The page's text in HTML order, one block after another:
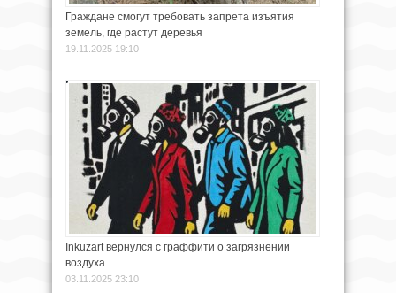
Граждане смогут требовать запрета изъятия
земель, где растут деревья
19.11.2025 19:10
Inkuzart вернулся с граффити о загрязнении
воздуха
03.11.2025 23:10